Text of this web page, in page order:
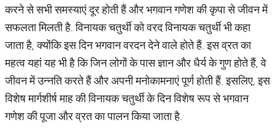
करने से सभी समस्याएं दूर होती हैं और भगवान गणेश की कृपा से जीवन में
सफलता मिलती है. विनायक चतुर्थी को वरद विनायक चतुर्थी भी कहा
जाता है, क्योंकि इस दिन भगवान वरदन देने वाले होते हैं. इस व्रत का
महत्व यहां यह भी है कि जिन लोगों के पास ज्ञान और धैर्य के गुण होते हैं, वे
जीवन में उन्नति करते हैं और अपनी मनोकामनाएं पूर्ण होती हैं. इसलिए, इस
विशेष मार्गशीर्ष माह की विनायक चतुर्थी के दिन विशेष रूप से भगवान
गणेश की पूजा और व्रत का पालन किया जाता है.